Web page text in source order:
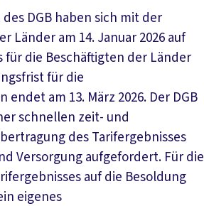
DGB haben sich mit der
Länder am 14. Januar 2026 auf
für die Beschäftigten der Länder
für die
am 13. März 2026. Der DGB
schnellen zeit- und
des Tarifergebnisses
Versorgung aufgefordert. Für die
auf die Besoldung
eigenes